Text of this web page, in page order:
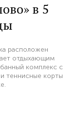
в 5
расположен
отдыхающим
комплекс с
теннисные корты